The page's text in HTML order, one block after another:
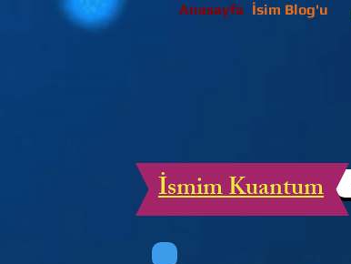
Anasayfa İsim Blog'u
İsmim Kuantum